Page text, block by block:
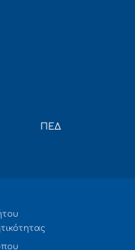
ΠΕΔ